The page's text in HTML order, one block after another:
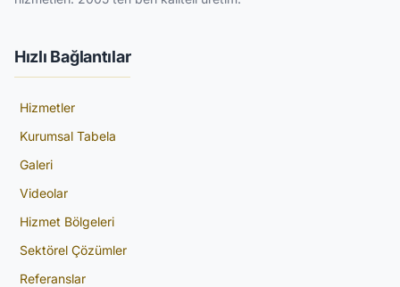
Hızlı Bağlantılar
Hizmetler
Kurumsal Tabela
Galeri
Videolar
Hizmet Bölgeleri
Sektörel Çözümler
Referanslar